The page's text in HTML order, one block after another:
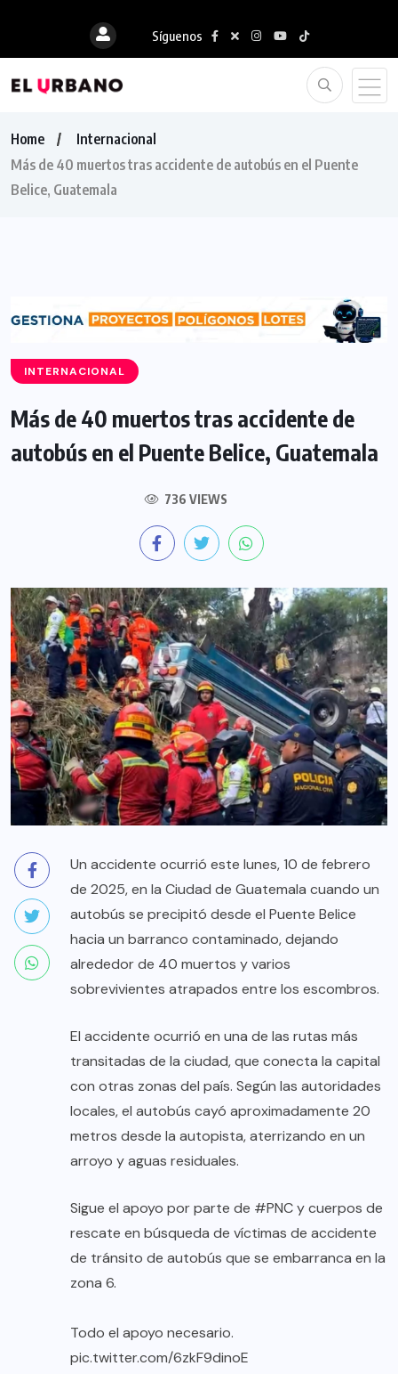
Síguenos
Home
Internacional
Más de 40 muertos tras accidente de autobús en el Puente
Belice, Guatemala
INTERNACIONAL
Más de 40 muertos tras accidente de
autobús en el Puente Belice, Guatemala
736 VIEWS
Un accidente ocurrió este lunes, 10 de febrero
de 2025, en la Ciudad de Guatemala cuando un
autobús se precipitó desde el Puente Belice
hacia un barranco contaminado, dejando
alrededor de 40 muertos y varios
sobrevivientes atrapados entre los escombros.
El accidente ocurrió en una de las rutas más
transitadas de la ciudad, que conecta la capital
con otras zonas del país. Según las autoridades
locales, el autobús cayó aproximadamente 20
metros desde la autopista, aterrizando en un
arroyo y aguas residuales.
Sigue el apoyo por parte de #PNCy cuerpos de
rescate en búsqueda de víctimas de accidente
de tránsito de autobús que se embarranca en la
zona 6.
Todo el apoyo necesario.
pic.twitter.com/6zkF9dinoE